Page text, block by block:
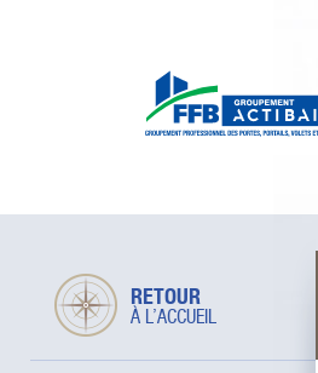
RETOUR
À L’ACCUEIL